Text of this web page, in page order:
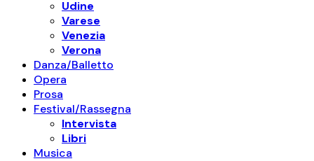
Udine
Varese
Venezia
Verona
Danza/Balletto
Opera
Prosa
Festival/Rassegna
Intervista
Libri
Musica